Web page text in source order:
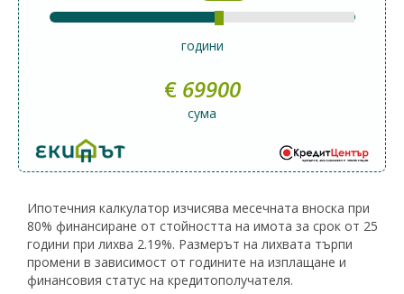
години
€ 69900
сума
Ипотечния калкулатор изчисява месечната вноска при
80% финансиране от стойността на имота за срок от 25
години при лихва 2.19%. Размерът на лихвата търпи
промени в зависимост от годините на изплащане и
финансовия статус на кредитополучателя.